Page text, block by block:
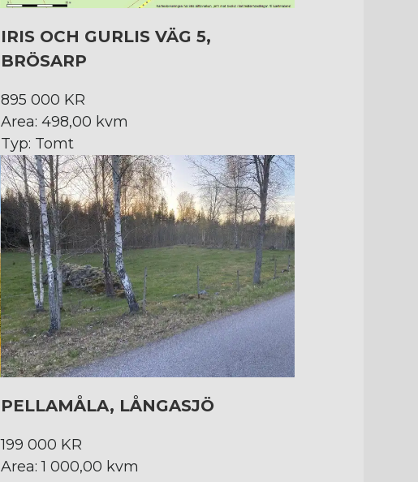
IRIS OCH GURLIS VÄG 5,
BRÖSARP
895 000 KR
Area: 498,00 kvm
Typ: Tomt
PELLAMÅLA, LÅNGASJÖ
199 000 KR
Area: 1 000,00 kvm